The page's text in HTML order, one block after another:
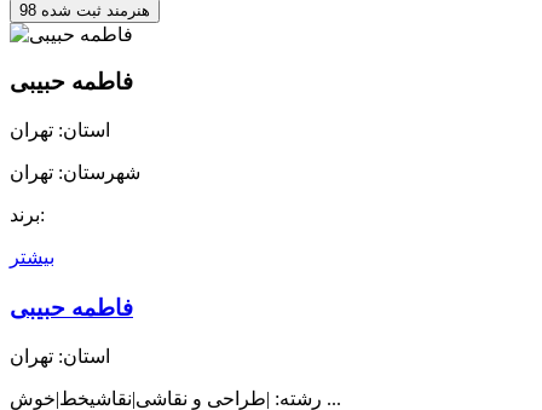
98 هنرمند ثبت شده
فاطمه حبیبی
استان: تهران
شهرستان: تهران
برند:
بیشتر
فاطمه حبیبی
استان: تهران
رشته: |طراحی و نقاشی|نقاشیخط|خوش ...